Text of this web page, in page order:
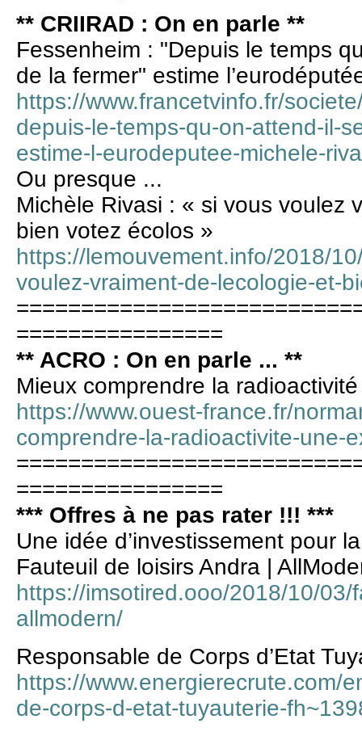
** CRIIRAD : On en parle **
Fessenheim : "Depuis le temps
de la fermer" estime
https://www.francetvinfo.fr/
depuis-le-temps-qu-on-attend-il-
estime-l-eurodeputee-michele-
Ou presque ...
Michèle Rivasi : « si vous voulez
bien votez écolos »
https://lemouvement.info/2018/
voulez-vraiment-de-lecologie-et-
================
** ACRO : On en parle ... **
Mieux comprendre la
https://www.ouest-france.fr/
comprendre-la-radioactivite-une-
================
*** Offres à ne pas rater !!! ***
Une idée d’investissement pour
Fauteuil de loisirs Andra |
https://imsotired.ooo/2018/10/03/
allmodern/
Responsable de Corps d’Etat
https://www.energierecrute.com/
de-corps-d-etat-tuyauterie-